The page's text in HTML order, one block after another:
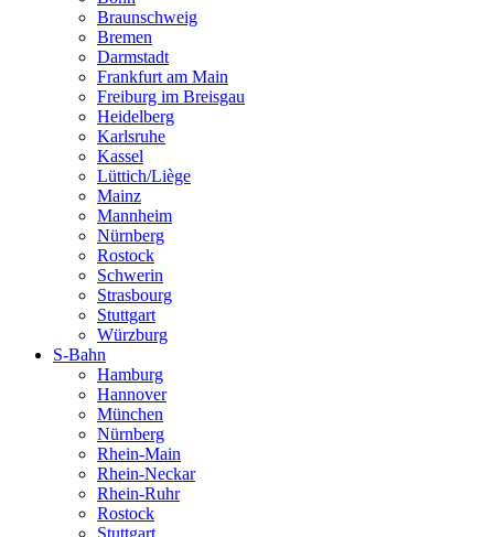
Braunschweig
Bremen
Darmstadt
Frankfurt am Main
Freiburg im Breisgau
Heidelberg
Karlsruhe
Kassel
Lüttich/Liège
Mainz
Mannheim
Nürnberg
Rostock
Schwerin
Strasbourg
Stuttgart
Würzburg
S-Bahn
Hamburg
Hannover
München
Nürnberg
Rhein-Main
Rhein-Neckar
Rhein-Ruhr
Rostock
Stuttgart